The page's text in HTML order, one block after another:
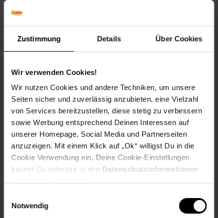
Zustimmung Details Über Cookies
Wir verwenden Cookies!
Wir nutzen Cookies und andere Techniken, um unsere
Seiten sicher und zuverlässig anzubieten, eine Vielzahl
von Services bereitzustellen, diese stetig zu verbessern
sowie Werbung entsprechend Deinen Interessen auf
unserer Homepage, Social Media und Partnerseiten
anzuzeigen. Mit einem Klick auf „Ok“ willigst Du in die
Cookie Verwendung ein. Deine Cookie-Einstellungen
kannst Du jederzeit in den Datenschutzinformationen
Notwendig
Einfüllöffnung hält Mehlwolken in Schach, wenn der Antrieb
– kein unbeabsichtigtes Anlaufen.
wöchentliche Brotbacktag – die Bella Elegance ist die erste
kleinen Bäckereien, Konditoreien und Cateringbetrieben
macht sie eine gute Figur.
Das spricht für die Klarstein Bella Elegance:1.800 W
Leistung, 5 Liter Schüsselvolumen, Planetenantrieb für
gleichmäßiges Kneten und Schlagen, drei Aufsätze im
Lieferumfang, robuste Edelstahlschüssel. Eine
Küchenmaschine, die hält, was sie verspricht – Tag für Tag.
Hol dir die Klarstein Bella Elegance und back endlich ohne